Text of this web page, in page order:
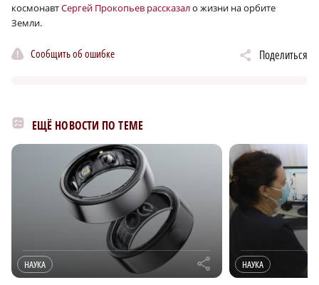
космонавтСергей Прокопьев рассказало жизни на орбите
Земли.
Сообщить об ошибке Поделиться
ЕЩЁ НОВОСТИ ПО ТЕМЕ
НАУКА r НАУКА